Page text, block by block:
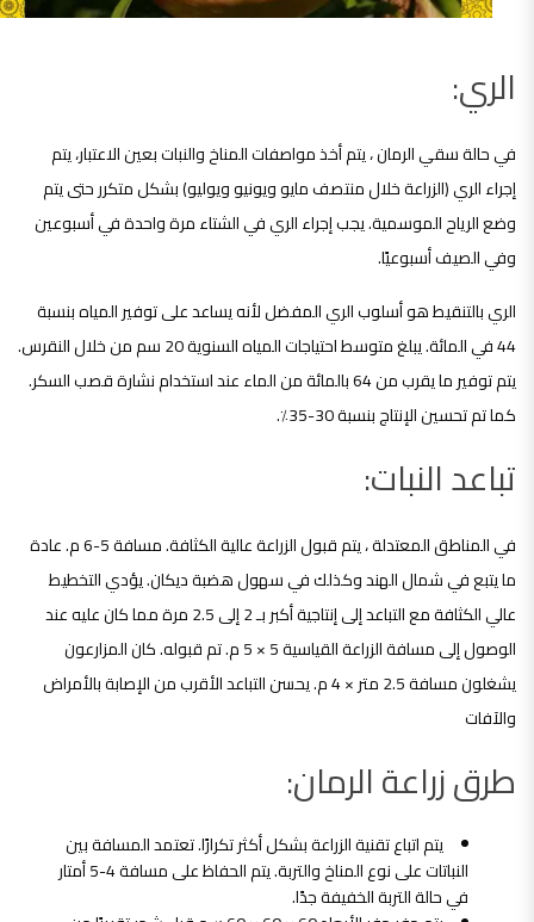
الري:
في حالة سقي الرمان ، يتم أخذ مواصفات المناخ والنبات بعين الاعتبار، يتم
إجراء الري (الزراعة خلال منتصف مايو ويونيو ويوليو) بشكل متكرر حتى يتم
وضع الرياح الموسمية. يجب إجراء الري في الشتاء مرة واحدة في أسبوعين
وفي الصيف أسبوعيًا.
الري بالتنقيط هو أسلوب الري المفضل لأنه يساعد على توفير المياه بنسبة
44 في المائة. يبلغ متوسط ​​احتياجات المياه السنوية 20 سم من خلال النقرس.
يتم توفير ما يقرب من 64 بالمائة من الماء عند استخدام نشارة قصب السكر.
كما تم تحسين الإنتاج بنسبة 30-35٪.
تباعد النبات:
في المناطق المعتدلة ، يتم قبول الزراعة عالية الكثافة. مسافة 5-6 م. عادة
ما يتبع في شمال الهند وكذلك في سهول هضبة ديكان. يؤدي التخطيط
عالي الكثافة مع التباعد إلى إنتاجية أكبر بـ 2 إلى 2.5 مرة مما كان عليه عند
الوصول إلى مسافة الزراعة القياسية 5 × 5 م. تم قبوله. كان المزارعون
يشغلون مسافة 2.5 متر × 4 م. يحسن التباعد الأقرب من الإصابة بالأمراض
والآفات
طرق زراعة الرمان:
يتم اتباع تقنية الزراعة بشكل أكثر تكرارًا. تعتمد المسافة بين
النباتات على نوع المناخ والتربة. يتم الحفاظ على مسافة 4-5 أمتار
في حالة التربة الخفيفة جدًا.